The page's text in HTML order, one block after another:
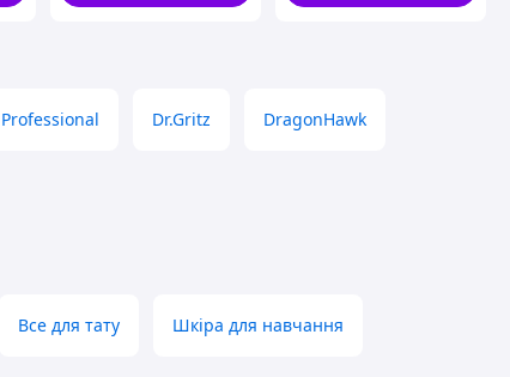
Dr.Gritz DragonHawk
Все для тату Шкіра для навчання